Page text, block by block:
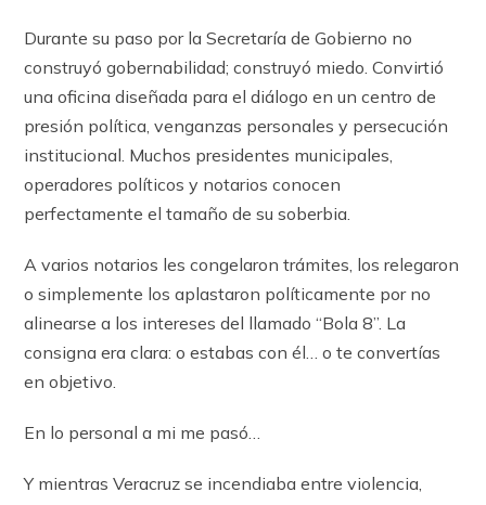
Durante su paso por la Secretaría de Gobierno no
construyó gobernabilidad; construyó miedo. Convirtió
una oficina diseñada para el diálogo en un centro de
presión política, venganzas personales y persecución
institucional. Muchos presidentes municipales,
operadores políticos y notarios conocen
perfectamente el tamaño de su soberbia.
A varios notarios les congelaron trámites, los relegaron
o simplemente los aplastaron políticamente por no
alinearse a los intereses del llamado “Bola 8”. La
consigna era clara: o estabas con él… o te convertías
en objetivo.
En lo personal a mi me pasó…
Y mientras Veracruz se incendiaba entre violencia,